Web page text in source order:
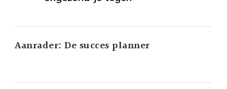
Aanrader: De succes planner